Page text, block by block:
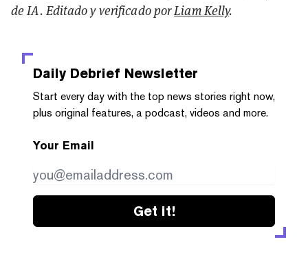
de IA. Editado y verificado porLiam Kelly.
Daily Debrief Newsletter
Start every day with the top news stories right now,
plus original features, a podcast, videos and more.
Your Email
Get it!